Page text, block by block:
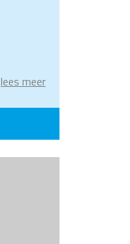
lees meer